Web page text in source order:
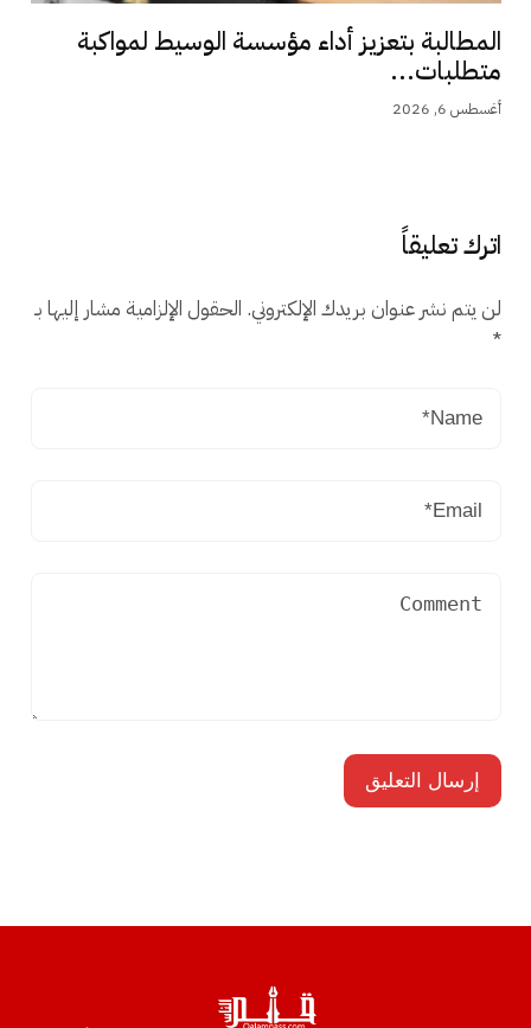
المطالبة بتعزيز أداء مؤسسة الوسيط لمواكبة
متطلبات...
أغسطس 6, 2026
اترك تعليقاً
لن يتم نشر عنوان بريدك الإلكتروني. الحقول الإلزامية مشار إليها بـ
*